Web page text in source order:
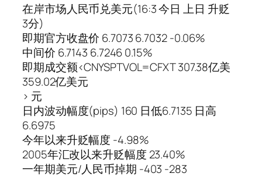
在岸市场人民币兑美元(16:3 今日 上日 升贬
3分)
即期官方收盘价 6.7073 6.7032 -0.06%
中间价 6.7143 6.7246 0.15%
即期成交额<CNYSPTVOL=CFXT 307.38亿美
359.02亿美元
> 元
日内波动幅度(pips) 160 日低6.7135 日高
6.6975
今年以来升贬幅度 -4.98%
2005年汇改以来升贬幅度 23.40%
一年期美元/人民币掉期 -403 -283